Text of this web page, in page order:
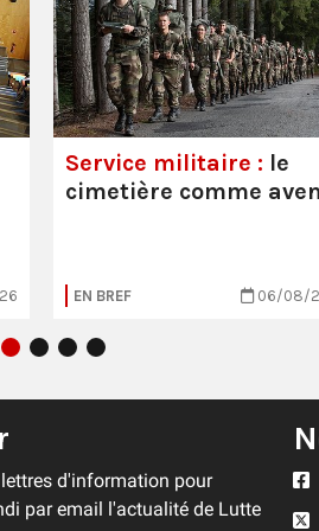
Service militaire : le
cimetière comme
EN BREF 06/08/
d'information pour
par email l'actualité de Lutte